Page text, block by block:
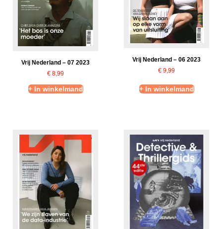
Vrij Nederland – 07 2023
€ 8,99
+ In winkelmand
Vrij Nederland – 06 2023
€ 9,99
+ In winkelmand